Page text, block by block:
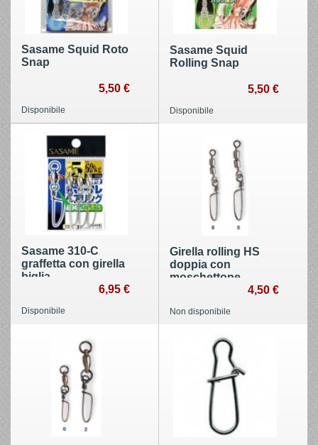
Sasame Squid Roto
Snap
5,50 €
Disponibile
Sasame Squid
Rolling Snap
5,50 €
Disponibile
Sasame 310-C
graffetta con girella
biglia
6,95 €
Disponibile
Girella rolling HS
doppia con
moschettone
4,50 €
Non disponibile